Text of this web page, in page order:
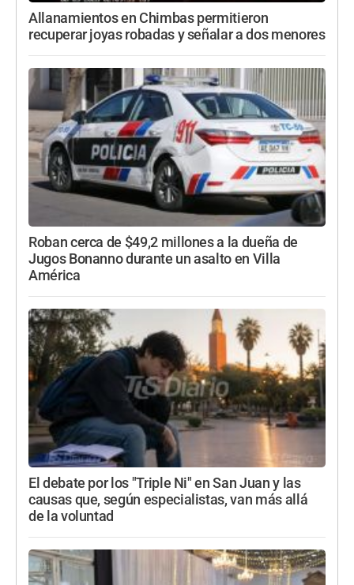
Allanamientos en Chimbas permitieron
recuperar joyas robadas y señalar a dos menores
Roban cerca de $49,2 millones a la dueña de
Jugos Bonanno durante un asalto en Villa
América
El debate por los "Triple Ni" en San Juan y las
causas que, según especialistas, van más allá
de la voluntad